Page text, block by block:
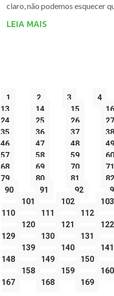
claro, não podemos esquecer
LEIA MAIS
1 2 3 4
13
14 15 16
24
25 26 27
35
36 37 38
46
47 48 49
57
58 59 60
68
69 70 71
79
80 81 82
90 91 92
101
102 103
110
111 112
120
121 122
129
130 131
139
140 141
148
149 150
158
159 160
167
168 169